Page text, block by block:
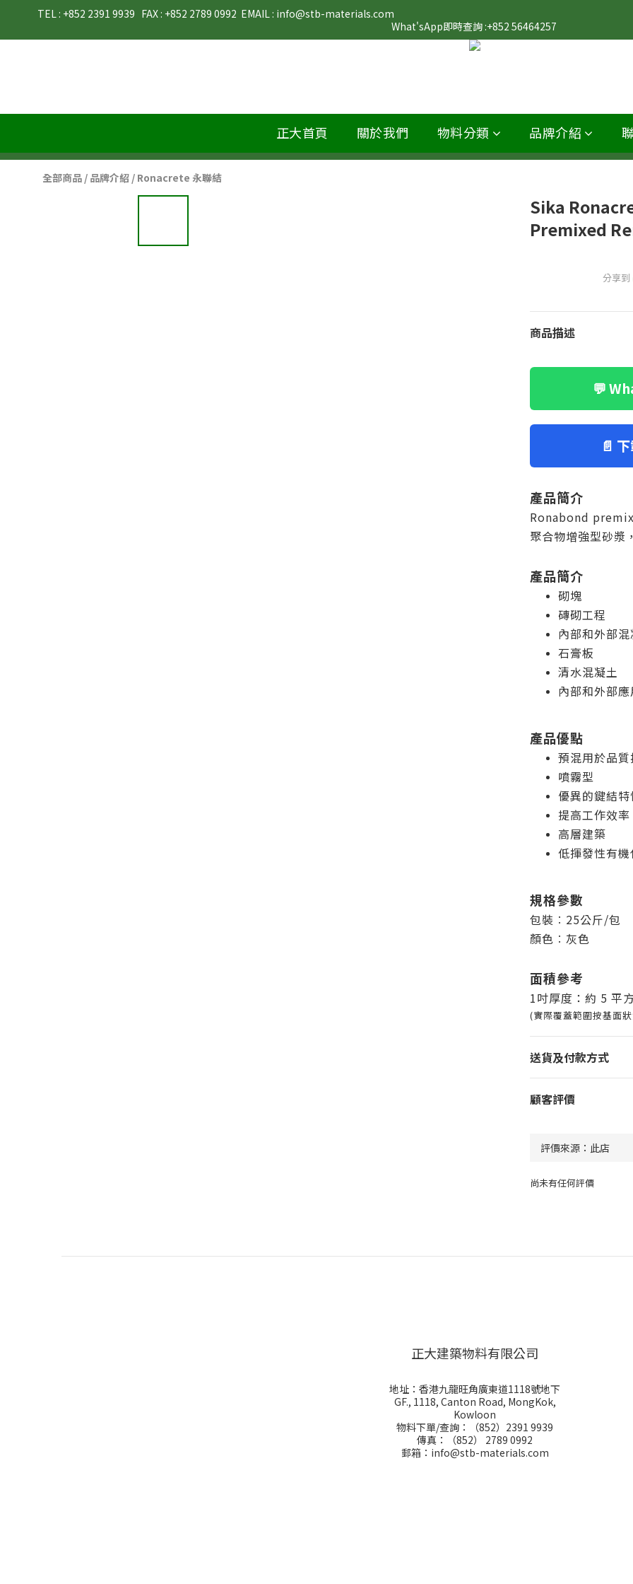
TEL : +852 2391 9939   FAX : +852 2789 0992  EMAIL : info@stb-materials.com
What'sApp即時查詢 :+852 56464257
正大首頁 關於我們 物料分類 品牌介紹
全部商品 / 品牌介紹 / Ronacrete 永聯結
Sika
Premixed
分享到
商品描述
💬
📄
產品簡介
Ronabond
聚合物增強型砂漿
產品簡介
砌塊
磚砌工程
內部和外部
石膏板
清水混凝土
內部和外部應
產品優點
預混用於品質
噴霧型
優異的鍵結特
提高工作效率
高層建築
低揮發性有
規格參數
包裝︰25公斤/包
顏色︰灰色
面積參考
1吋厚度：約 5 平
(實際覆蓋範圍按基面
送貨及付款方式
顧客評價
尚未有任何評價
正大建築物料有限公司
地址：香港九龍旺角廣東道1118號地下
GF., 1118, Canton Road, MongKok,
Kowloon
物料下單/查詢：（852）2391 9939
傳真：（852） 2789 0992
郵箱：info@stb-materials.com